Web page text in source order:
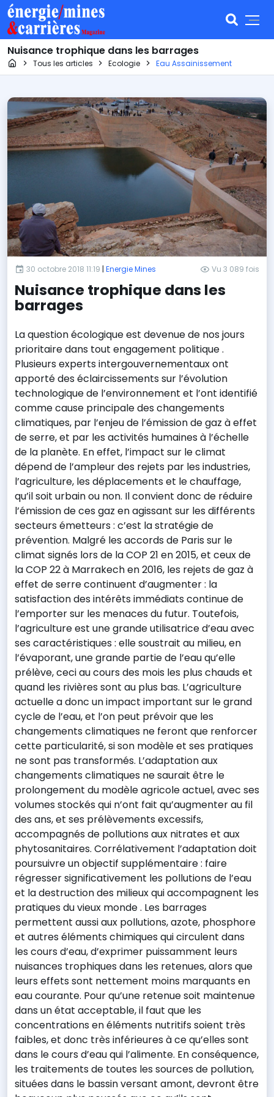
Nuisance trophique dans les barrages
Page d'accueil
Tous les articles Ecologie Eau Assainissement
30 octobre 2018 11:19 | Energie Mines Vu 3 089 fois
Nuisance trophique dans les
barrages
La question écologique est devenue de nos jours
prioritaire dans tout engagement politique .
Plusieurs experts intergouvernementaux ont
apporté des éclaircissements sur l’évolution
technologique de l’environnement et l’ont identifié
comme cause principale des changements
climatiques, par l’enjeu de l’émission de gaz à effet
de serre, et par les activités humaines à l’échelle
de la planète. En effet, l’impact sur le climat
dépend de l’ampleur des rejets par les industries,
l’agriculture, les déplacements et le chauffage,
qu’il soit urbain ou non. Il convient donc de réduire
l’émission de ces gaz en agissant sur les différents
secteurs émetteurs : c’est la stratégie de
prévention. Malgré les accords de Paris sur le
climat signés lors de la COP 21 en 2015, et ceux de
la COP 22 à Marrakech en 2016, les rejets de gaz à
effet de serre continuent d’augmenter : la
satisfaction des intérêts immédiats continue de
l’emporter sur les menaces du futur. Toutefois,
l’agriculture est une grande utilisatrice d’eau avec
ses caractéristiques : elle soustrait au milieu, en
l’évaporant, une grande partie de l’eau qu’elle
prélève, ceci au cours des mois les plus chauds et
quand les rivières sont au plus bas. L’agriculture
actuelle a donc un impact important sur le grand
cycle de l’eau, et l’on peut prévoir que les
changements climatiques ne feront que renforcer
cette particularité, si son modèle et ses pratiques
ne sont pas transformés. L’adaptation aux
changements climatiques ne saurait être le
prolongement du modèle agricole actuel, avec ses
volumes stockés qui n’ont fait qu’augmenter au fil
des ans, et ses prélèvements excessifs,
accompagnés de pollutions aux nitrates et aux
phytosanitaires. Corrélativement l’adaptation doit
poursuivre un objectif supplémentaire : faire
régresser significativement les pollutions de l’eau
et la destruction des milieux qui accompagnent les
pratiques du vieux monde . Les barrages
permettent aussi aux pollutions, azote, phosphore
et autres éléments chimiques qui circulent dans
les cours d’eau, d’exprimer puissamment leurs
nuisances trophiques dans les retenues, alors que
leurs effets sont nettement moins marquants en
eau courante. Pour qu’une retenue soit maintenue
dans un état acceptable, il faut que les
concentrations en éléments nutritifs soient très
faibles, et donc très inférieures à ce qu’elles sont
dans le cours d’eau qui l’alimente. En conséquence,
les traitements de toutes les sources de pollution,
situées dans le bassin versant amont, devront être